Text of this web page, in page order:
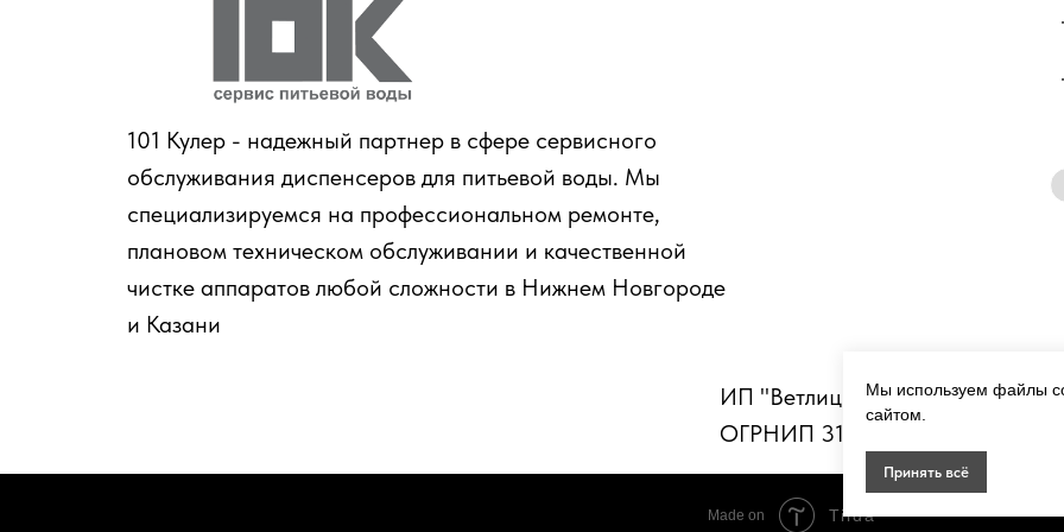
101 Кулер - надежный партнер в сфере сервисного
обслуживания диспенсеров для питьевой воды. Мы
специализируемся на профессиональном ремонте,
плановом техническом обслуживании и качественной
чистке аппаратов любой сложности в Нижнем Новгороде
и Казани
ИП "Ветлицкая В С"
ОГРНИП 317527500067150
Мы используем файлы
сайтом.
Принять всё
Made on Tilda